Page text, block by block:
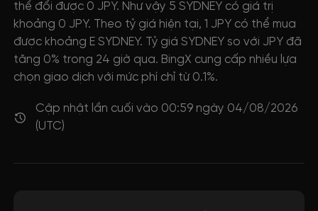
thể đổi được 0 JPY. Như vậy 5 SYDNEY có giá trị
khoảng 0 JPY. Theo tỷ giá hiện tại, 1 JPY có thể mua
được khoảng E SYDNEY. Tỷ giá SYDNEY so với JPY đã
tăng 0% trong 24 giờ qua. BingX cung cấp nhiều lựa
chọn giao dịch với mức phí chỉ từ 0.1%.
Cập nhật lần cuối vào 00:59 ngày 04/08/2026
(UTC)